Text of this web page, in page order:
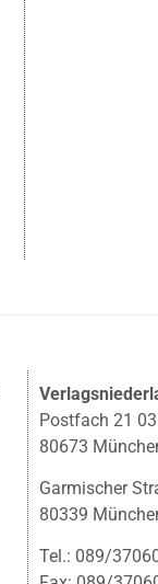
Postfach 21
80673
Garmischer
80339
Tel.: 089/